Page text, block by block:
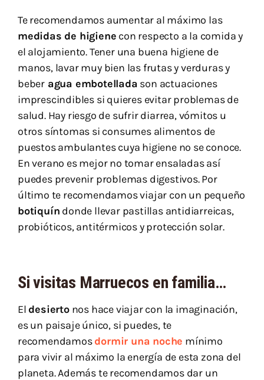
Te recomendamos aumentar al máximo las
medidas de higiene con respecto a la comida y
el alojamiento. Tener una buena higiene de
manos, lavar muy bien las frutas y verduras y
beber agua embotellada son actuaciones
imprescindibles si quieres evitar problemas de
salud. Hay riesgo de sufrir diarrea, vómitos u
otros síntomas si consumes alimentos de
puestos ambulantes cuya higiene no se conoce.
En verano es mejor no tomar ensaladas así
puedes prevenir problemas digestivos. Por
último te recomendamos viajar con un pequeño
botiquín donde llevar pastillas antidiarreicas,
probióticos, antitérmicos y protección solar.
Si visitas Marruecos en familia…
El desiertonos hace viajar con la imaginación,
es un paisaje único, si puedes, te
recomendamosdormir una noche mínimo
para vivir al máximo la energía de esta zona del
planeta. Además te recomendamos dar un